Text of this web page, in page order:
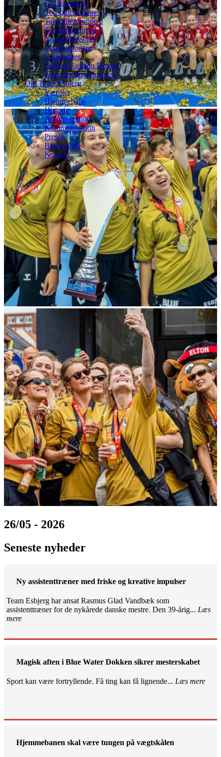
Spillersponsor
Topspillergruppe 1
Topspillergruppe 2
Topspillergruppe 3
Navnesponsorat
Maskotsponsor
Ligapartner
Official Fashion Partner
Team Esbjerg Business
Om Team Esbjerg
Værdier
Hjemmebane
Historie
Administration
Kommunikation
Presse
Bestyrelsen
Kontakt
26/05 - 2026
Seneste nyheder
Ny assistenttræner med friske og kreative impulser
Team Esbjerg har ansat Rasmus Glad Vandbæk som
assistenttræner for de nykårede danske mestre. Den 39-årig... Læs
mere
Magisk aften i Blue Water Dokken sikrer mesterskabet
Sport kan være fortryllende. Få ting kan få lignende... Læs mere
Hjemmebanen skal være tungen på vægtskålen